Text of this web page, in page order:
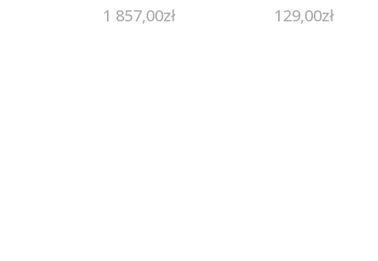
gr. 4.92 (40
1 857,00zł
Silver
129,00zł